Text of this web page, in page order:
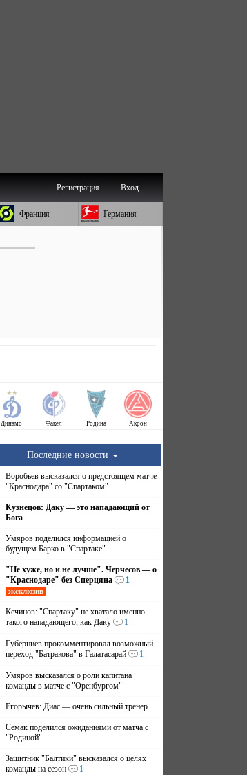
Вход
Регистрация
Франция Германия
Динамо Факел Родина Акрон
Последние новости
Воробьев высказался о предстоящем матче
"Краснодара" со "Спартаком"
Кузнецов: Даку — это нападающий от
Бога
Умяров поделился информацией о
будущем Барко в "Спартаке"
"Не хуже, но и не лучше". Черчесов — о
"Краснодаре" без Сперцяна
1
эксклюзив
Кечинов: "Спартаку" не хватало именно
такого нападающего, как Даку
1
Губерниев прокомментировал возможный
переход "Батракова" в Галатасарай
1
Умяров высказался о роли капитана
команды в матче с "Оренбургом"
Егорычев: Диас — очень сильный тренер
Семак поделился ожиданиями от матча с
"Родиной"
Защитник "Балтики" высказался о целях
команды на сезон
1